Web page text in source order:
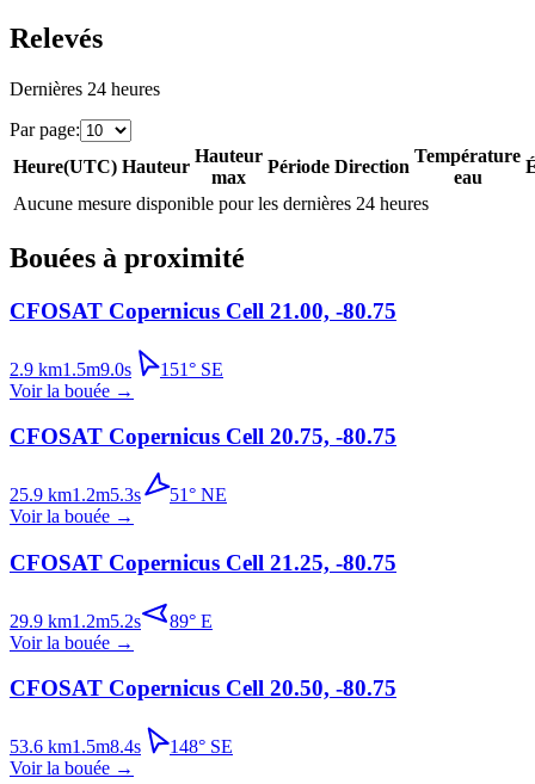
Relevés
Dernières 24 heures
Par page:
Heure(UTC) Hauteur
Hauteur
max
Période Direction
Température
eau
Aucune mesure disponible pour les dernières 24 heures
Bouées à proximité
CFOSAT Copernicus Cell 21.00, -80.75
2.9 km1.5m9.0s 151° SE
Voir la bouée →
CFOSAT Copernicus Cell 20.75, -80.75
25.9 km1.2m5.3s 51° NE
Voir la bouée →
CFOSAT Copernicus Cell 21.25, -80.75
29.9 km1.2m5.2s 89° E
Voir la bouée →
CFOSAT Copernicus Cell 20.50, -80.75
53.6 km1.5m8.4s 148° SE
Voir la bouée →